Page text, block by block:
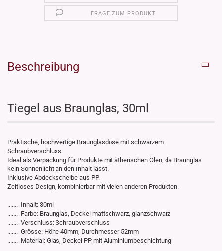
FRAGE ZUM PRODUKT
Beschreibung
Tiegel aus Braunglas, 30ml
Praktische, hochwertige Braunglasdose mit schwarzem
Schraubverschluss.
Ideal als Verpackung für Produkte mit ätherischen Ölen, da Braunglas
kein Sonnenlicht an den Inhalt lässt.
Inklusive Abdeckscheibe aus PP.
Zeitloses Design, kombinierbar mit vielen anderen Produkten.
....... Inhalt: 30ml
....... Farbe: Braunglas, Deckel mattschwarz, glanzschwarz
....... Verschluss: Schraubverschluss
....... Grösse: Höhe 40mm, Durchmesser 52mm
....... Material: Glas, Deckel PP mit Aluminiumbeschichtung